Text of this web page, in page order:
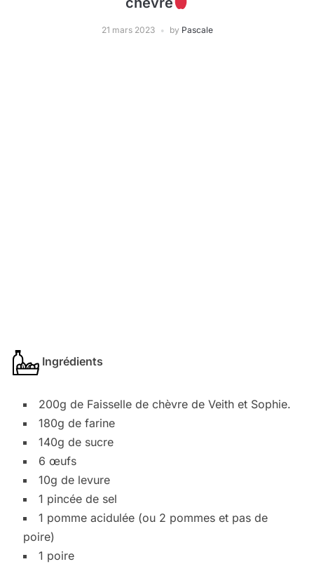
21 mars 2023 by Pascale
Ingrédients
200g de Faisselle de chèvre de Veith et Sophie.
180g de farine
140g de sucre
6 œufs
10g de levure
1 pincée de sel
1 pomme acidulée (ou 2 pommes et pas de
poire)
1 poire